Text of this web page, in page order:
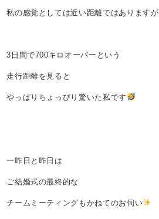
私の感覚としては近い距離ではありますが
3日間で700キロオーバーという
走行距離を見ると
やっぱりちょっぴり驚いた私です
一昨日と昨日は
ご結婚式の最終的な
チームミーティングもかねてのお伺い